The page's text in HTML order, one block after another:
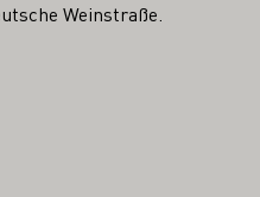
Weinstraße.